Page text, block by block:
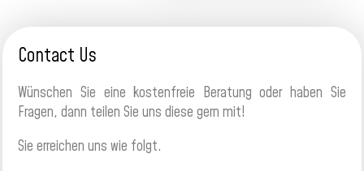
Contact Us
Wünschen Sie eine kostenfreie Beratung oder haben Sie
Fragen, dann teilen Sie uns diese gern mit!
Sie erreichen uns wie folgt.